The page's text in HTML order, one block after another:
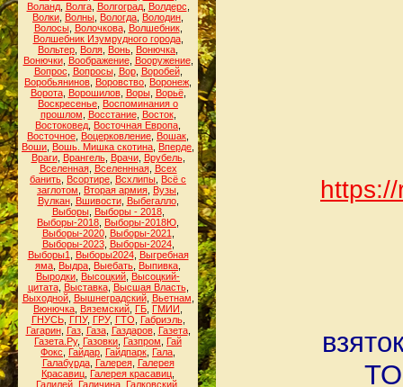
Воланд, Волга, Волгоград, Волдерс
Волки Волны Вологда Володин
Волосы, Волочкова, Волшебник,
Волшебник Изумрудного города,
Вольтер Воля Вонь Вонючка
Вонючки, Воображение, Вооружение,
Вопрос
Вопросы, Вор, Воробей,
Воробьянинов Воровство Воронеж
Ворота, Ворошилов, Воры, Ворьё,
Воскресенье Воспоминания о
прошлом
Восстание, Восток,
Востоковед Восточная Европа
Восточное Воцерковление Вошак
Воши Вошь. Мишка скотина Вперде
Враги, Врангель, Врачи, Врубель,
Вселенная, Вселеннная, Всех
банить Всортире Всхлипы Всё с
заглотом
Вторая армия Вузы
Вулкан, Вшивости, Выбегалло,
Выборы, Выборы - 2018,
Выборы-2018 Выборы-2018Ю
Выборы-2020, Выборы-2021
Выборы-2023, Выборы-2024,
Выборы1
Выборы2024, Выгребная
яма Выдра Выебать Выпивка
Выродки Высоцкий Высоцкий-
цитата, Выставка, Высшая Власть,
Выходной, Вышнеградский, Вьетнам
Вюнючка Вяземский ГБ ГМИИ
ГНУСЬ, ГПУ, ГРУ, ГТО Габриэль,
Гагарин, Газ, Газа, Газдаров, Газета,
Газета.Ру, Газовки Газпром
Гай
Фокс
Гайдар Гайдпарк Гала
Галабурда, Галерея, Галерея
Красавиц Галерея красавиц
Галилей Галичина Галковский